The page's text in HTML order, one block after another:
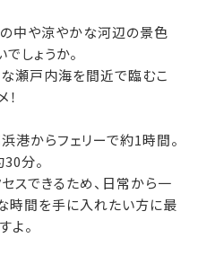
中や涼やかな河辺の景色
しょうか。
瀬戸内海を間近で臨むこ
港からフェリーで約1時間。
分。
スできるため、日常から一
時間を手に入れたい方に最
よ。